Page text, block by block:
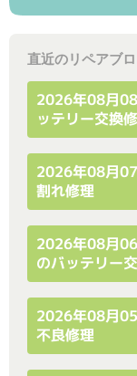
直近のリペアブ
2026年08月
ッテリー交換
2026年08月
割れ修理
2026年08月
のバッテリー
2026年08月
不良修理